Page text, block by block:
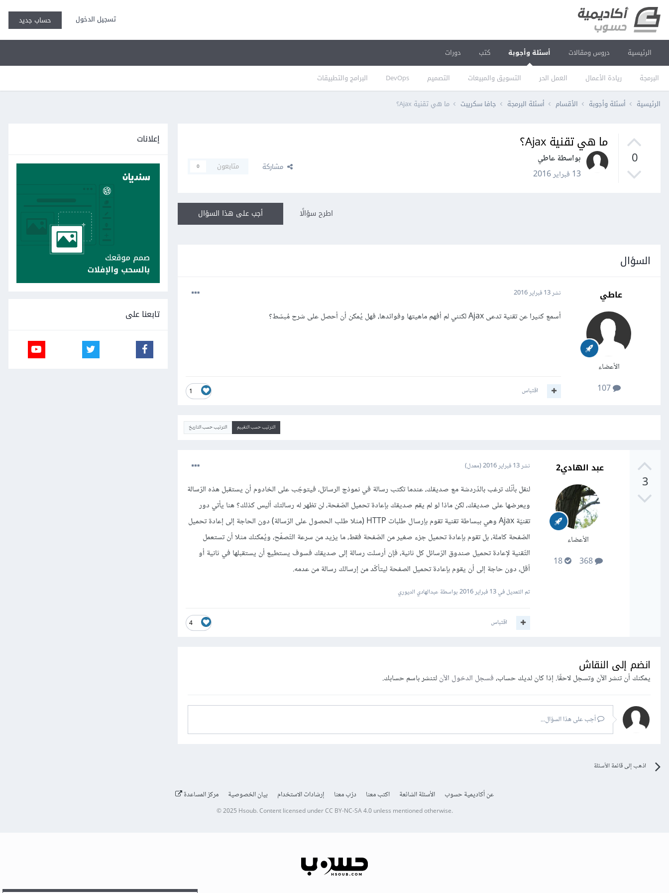
تسجيل الدخول حساب جديد
الرئيسية دروس ومقالات أسئلة وأجوبة
البرمجة ريادة الأعمال العمل الحر التسويق والمبيعات التصميم DevOps البرامج والتطبيقات
كتب دورات
الرئيسية أسئلة وأجوبة الأقسام أسئلة البرمجة جافا سكريبت ما هي تقنية Ajax؟
0
ما هي تقنية Ajax؟
بواسطة عاطي
13 فبراير 2016
مشاركة متابعون 0
أجب على هذا السؤال اطرح سؤالًا
السؤال
عاطي
الأعضاء
107
نشر13 فبراير 2016
أسمع كثيرا عن تقنية تدعى Ajax لكنني لم أفهم ماهيتها وفوائدها، فهل يُمكن أن أحصل على شرح مُبسّط؟
1 اقتباس
الترتيب حسب التقييم الترتيب حسب التاريخ
3
عبد الهادي2
الأعضاء
368
18
نشر13 فبراير 2016 (معدل)
لنقل بأنّك ترغب بالدّردشة مع صديقك، عندما تكتب رسالة في نموذج الرسائل، فيتوجّب على الخادوم أن يستقبل هذه الرّسالة
ويعرضها على صديقك، لكن ماذا لو لم يقم صديقك بإعادة تحميل الصّفحة، لن تظهر له رسالتك أليس كذلك؟ هنا يأتي دور
تقنيّة Ajax وهي ببساطة تقنية تقوم بإرسال طلبات HTTP (مثلا طلب الحصول على الرّسالة) دون الحاجة إلى إعادة تحميل
الصّفحة كاملة، بل تقوم بإعادة تحميل جزء صغير من الصّفحة فقط، ما يزيد من سرعة التّصفّح، ويُمكنك مثلا أن تستعمل
التّقنية لإعادة تحميل صندوق الرّسائل كل ثانية، فإن أرسلت رسالة إلى صديقك فسوف يستطيع أن يستقبلها في ثانية أو
أقل، دون حاجة إلى أن يقوم بإعادة تحميل الصفحة ليتأكّد من إرسالك رسالة من عدمه.
تم التعديل في13 فبراير 2016 بواسطة عبدالهادي الديوري
4 اقتباس
انضم إلى النقاش
يمكنك أن تنشر الآن وتسجل لاحقًا. إذا كان لديك حساب،فسجل الدخول الآنلتنشر باسم حسابك.
أجب على هذا السؤال...
اذهب إلى قائمة الأسئلة
إعلانات
تابعنا على
عن أكاديمية حسوب الأسئلة الشائعة اكتب معنا درّب معنا إرشادات الاستخدام بيان الخصوصية مركز المساعدة
© 2025 Hsoub.Content licensed underCC BY-NC-SA 4.0unless mentioned otherwise.